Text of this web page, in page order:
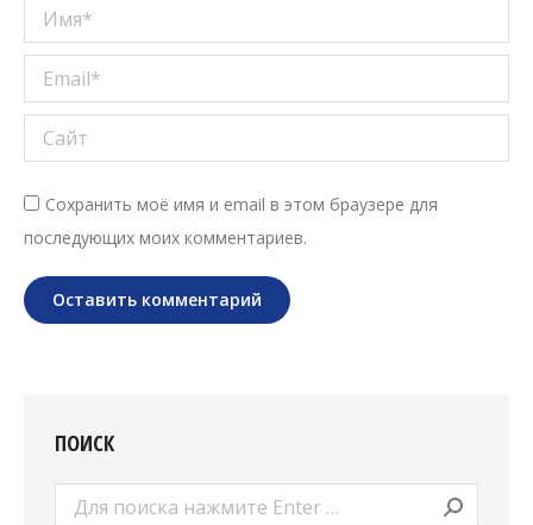
Имя *
Email *
Сайт
Сохранить моё имя и email в этом браузере для
последующих моих комментариев.
Оставить комментарий
ПОИСК
Поиск: